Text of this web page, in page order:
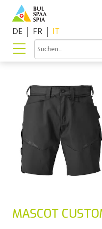
DE FR IT
MASCOT